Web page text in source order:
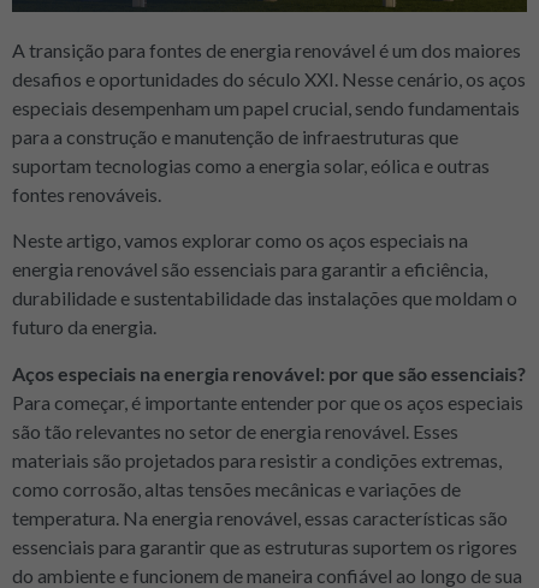
A transição para fontes de energia renovável é um dos maiores
desafios e oportunidades do século XXI. Nesse cenário, os aços
especiais desempenham um papel crucial, sendo fundamentais
para a construção e manutenção de infraestruturas que
suportam tecnologias como a energia solar, eólica e outras
fontes renováveis.
Neste artigo, vamos explorar como os aços especiais na
energia renovável são essenciais para garantir a eficiência,
durabilidade e sustentabilidade das instalações que moldam o
futuro da energia.
Aços especiais na energia renovável: por que são essenciais?
Para começar, é importante entender por que os aços especiais
são tão relevantes no setor de energia renovável. Esses
materiais são projetados para resistir a condições extremas,
como corrosão, altas tensões mecânicas e variações de
temperatura. Na energia renovável, essas características são
essenciais para garantir que as estruturas suportem os rigores
do ambiente e funcionem de maneira confiável ao longo de sua